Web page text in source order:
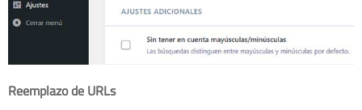
Reemplazo de URLs